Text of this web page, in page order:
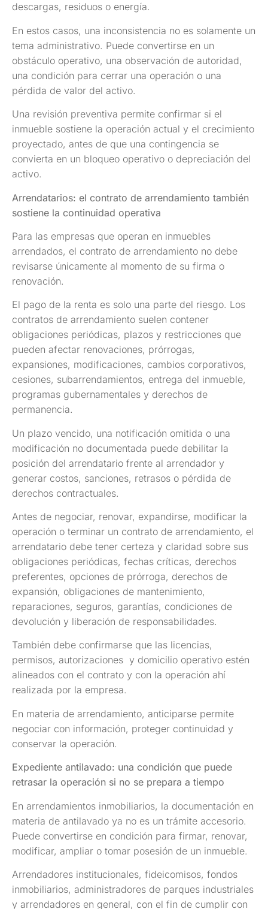
descargas, residuos o energía.
En estos casos, una inconsistencia no es solamente un
tema administrativo. Puede convertirse en un
obstáculo operativo, una observación de autoridad,
una condición para cerrar una operación o una
pérdida de valor del activo.
Una revisión preventiva permite confirmar si el
inmueble sostiene la operación actual y el crecimiento
proyectado, antes de que una contingencia se
convierta en un bloqueo operativo o depreciación del
activo.
Arrendatarios: el contrato de arrendamiento también
sostiene la continuidad operativa
Para las empresas que operan en inmuebles
arrendados, el contrato de arrendamiento no debe
revisarse únicamente al momento de su firma o
renovación.
El pago de la renta es solo una parte del riesgo. Los
contratos de arrendamiento suelen contener
obligaciones periódicas, plazos y restricciones que
pueden afectar renovaciones, prórrogas,
expansiones, modificaciones, cambios corporativos,
cesiones, subarrendamientos, entrega del inmueble,
programas gubernamentales y derechos de
permanencia.
Un plazo vencido, una notificación omitida o una
modificación no documentada puede debilitar la
posición del arrendatario frente al arrendador y
generar costos, sanciones, retrasos o pérdida de
derechos contractuales.
Antes de negociar, renovar, expandirse, modificar la
operación o terminar un contrato de arrendamiento, el
arrendatario debe tener certeza y claridad sobre sus
obligaciones periódicas, fechas críticas, derechos
preferentes, opciones de prórroga, derechos de
expansión, obligaciones de mantenimiento,
reparaciones, seguros, garantías, condiciones de
devolución y liberación de responsabilidades.
También debe confirmarse que las licencias,
permisos, autorizaciones y domicilio operativo estén
alineados con el contrato y con la operación ahí
realizada por la empresa.
En materia de arrendamiento, anticiparse permite
negociar con información, proteger continuidad y
conservar la operación.
Expediente antilavado: una condición que puede
retrasar la operación si no se prepara a tiempo
En arrendamientos inmobiliarios, la documentación en
materia de antilavado ya no es un trámite accesorio.
Puede convertirse en condición para firmar, renovar,
modificar, ampliar o tomar posesión de un inmueble.
Arrendadores institucionales, fideicomisos, fondos
inmobiliarios, administradores de parques industriales
y arrendadores en general, con el fin de cumplir con